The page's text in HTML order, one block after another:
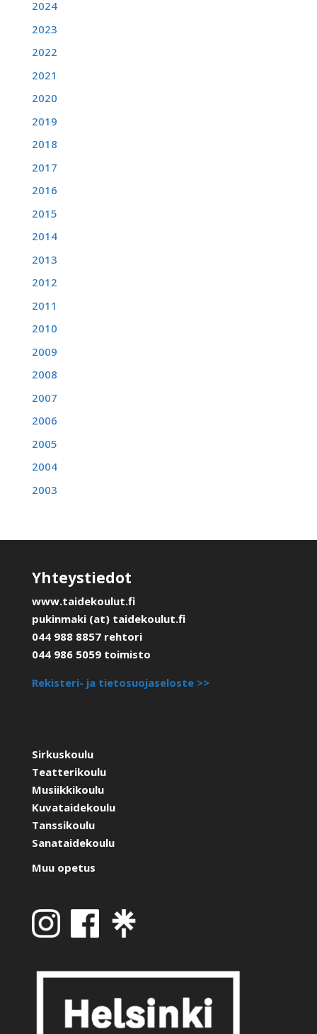
2024
2023
2022
2021
2020
2019
2018
2017
2016
2015
2014
2013
2012
2011
2010
2009
2008
2007
2006
2005
2004
2003
Yhteystiedot
www.taidekoulut.fi
pukinmaki (at) taidekoulut.fi
044 988 8857 rehtori
044 986 5059 toimisto
Rekisteri- ja tietosuojaseloste >>
Sirkuskoulu
Teatterikoulu
Musiikkikoulu
Kuvataidekoulu
Tanssikoulu
Sanataidekoulu
Muu opetus